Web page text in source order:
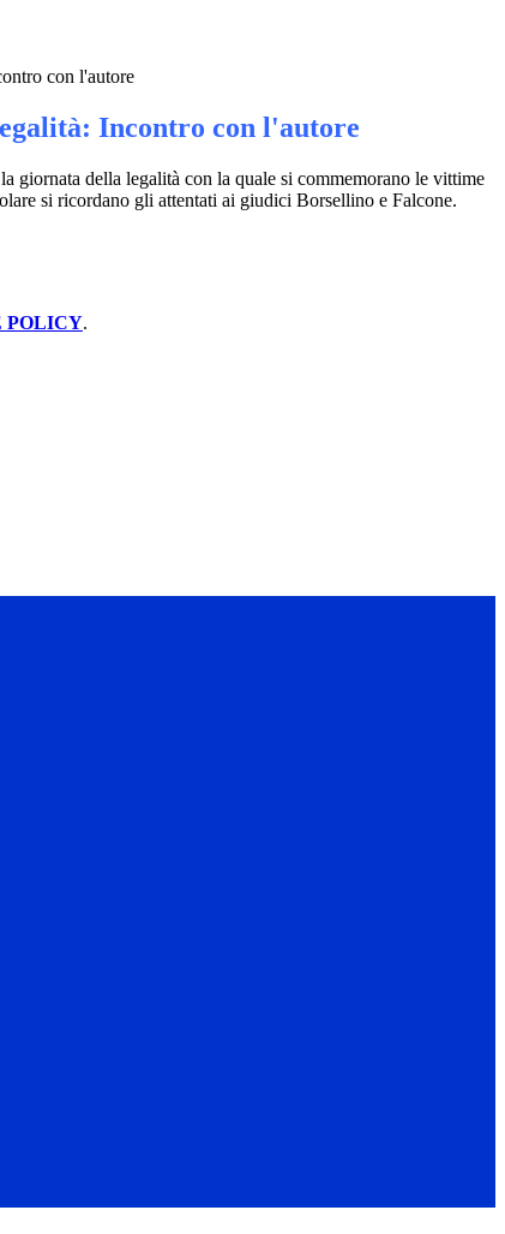
con l'autore
Incontro con l'autore
giornata della legalità con la quale si commemorano le vittime
si ricordano gli attentati ai giudici Borsellino e Falcone.
POLICY.